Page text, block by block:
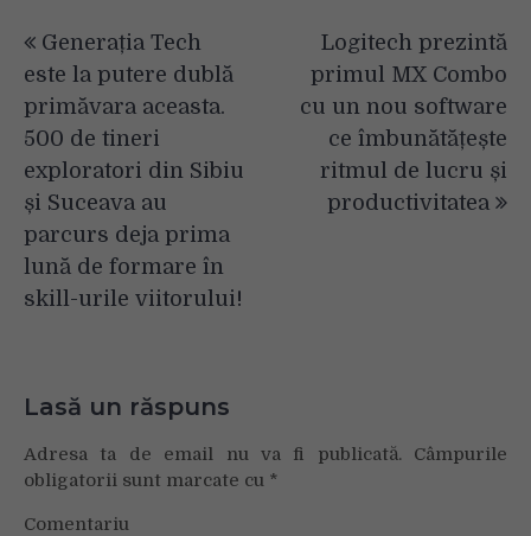
în
articole
Generația Tech
este la putere dublă
primăvara aceasta.
500 de tineri
exploratori din Sibiu
și Suceava au
parcurs deja prima
lună de formare în
skill-urile viitorului!
Logitech prezintă
primul MX Combo
cu un nou software
ce îmbunătățește
ritmul de lucru și
productivitatea
Lasă un răspuns
Adresa ta de email nu va fi publicată.Câmpurile
obligatorii sunt marcate cu *
Comentariu